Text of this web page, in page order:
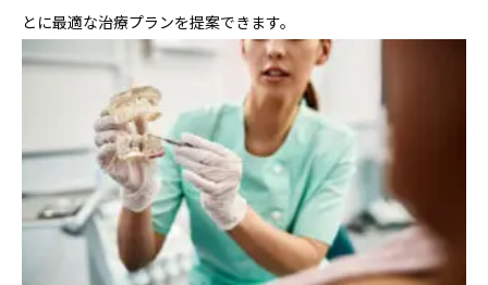
とに最適な治療プランを提案できます。